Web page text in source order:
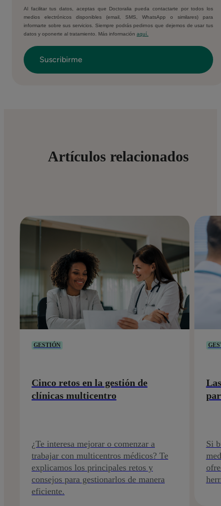
Al facilitar tus datos, aceptas que Doctoralia pueda contactarte por todos los
medios electrónicos disponibles (email, SMS, WhatsApp o similares) para
informarte sobre sus servicios. Siempre podrás pedirnos que dejemos de usar tus
datos y oponerte al tratamiento. Más información aquí.
Artículos relacionados
GESTIÓN
Cinco retos en la gestión de
clínicas multicentro
¿Te interesa mejorar o comenzar a
trabajar con multicentros médicos? Te
explicamos los principales retos y
consejos para gestionarlos de manera
eficiente.
Si